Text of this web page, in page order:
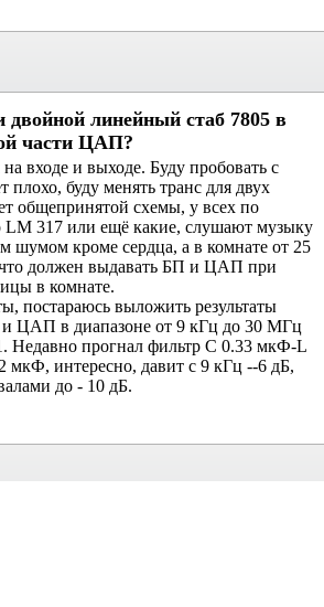
двойной линейный стаб 7805 в
части ЦАП?
входе и выходе. Буду пробовать с
плохо, буду менять транс для двух
общепринятой схемы, у всех по
LM 317 или ещё какие, слушают музыку
шумом кроме сердца, а в комнате от 25
должен выдавать БП и ЦАП при
в комнате.
постараюсь выложить результаты
ЦАП в диапазоне от 9 кГц до 30 МГц
Недавно прогнал фильтр С 0.33 мкФ-L
мкФ, интересно, давит с 9 кГц --6 дБ,
до - 10 дБ.